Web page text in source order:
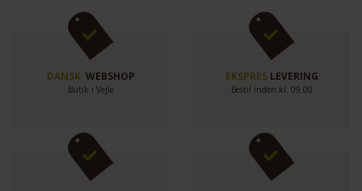
DANSK WEBSHOP
Butik i Vejle
EKSPRESLEVERING
Bestil inden kl. 09.00